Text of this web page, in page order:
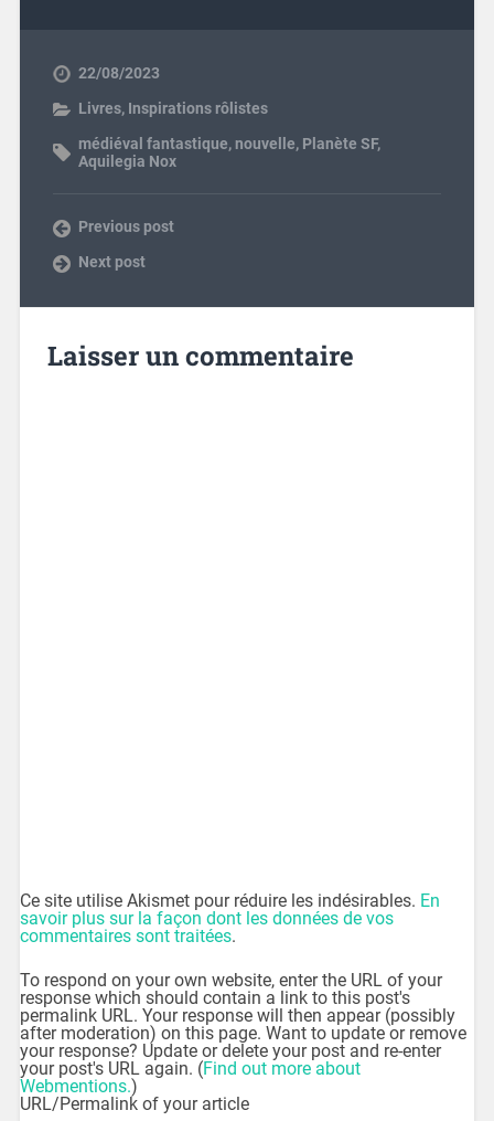
22/08/2023
Livres, Inspirations rôlistes
médiéval fantastique,nouvelle, Planète SF,
Aquilegia Nox
Previous post
Next post
Laisser un commentaire
Ce site utilise Akismet pour réduire les indésirables. En
savoir plus sur la façon dont les données de vos
commentaires sont traitées.
To respond on your own website, enter the URL of your
response which should contain a link to this post's
permalink URL. Your response will then appear (possibly
after moderation) on this page. Want to update or remove
your response? Update or delete your post and re-enter
your post's URL again. (Find out more about
Webmentions.)
URL/Permalink of your article